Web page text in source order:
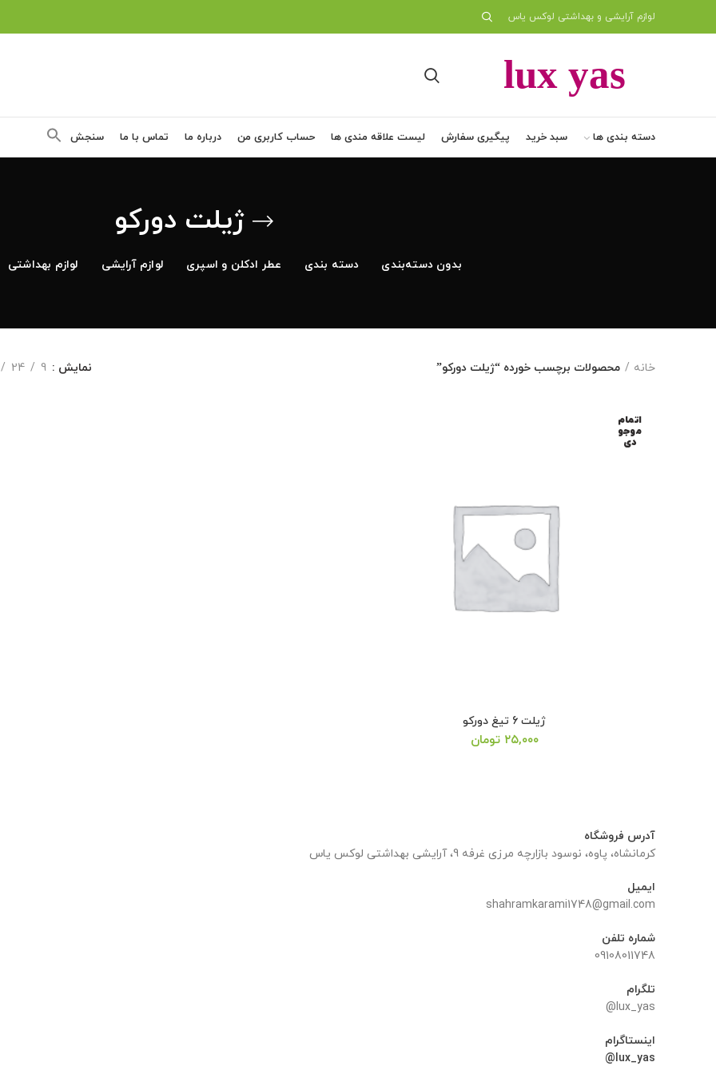
لوازم آرایشی و بهداشتی لوکس یاس
دسته بندی ها سبد خرید پیگیری سفارش لیست علاقه مندی ها حساب کاربری من درباره ما تماس با ما سنجش
ژیلت دورکو
بدون دسته‌بندی دسته بندی عطر ادکلن و اسپری لوازم آرایشی لوازم بهداشتی
خانه محصولات برچسب خورده “ژیلت دورکو” نمایش 9
24
اتمام
موجو
دی
ژیلت 6 تیغ دورکو
۲۵,۰۰۰ تومان
آدرس فروشگاه
کرمانشاه، پاوه، نوسود بازارچه مرزی غرفه 9، آرایشی بهداشتی لوکس یاس
ایمیل
shahramkarami1748@gmail.com
شماره تلفن
09108011748
تلگرام
lux_yas@
اینستاگرام
lux_yas@